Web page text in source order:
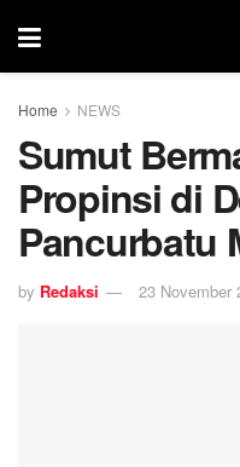
Home NEWS
Sumut
Propinsi di
Pancurbatu
by Redaksi 23 November